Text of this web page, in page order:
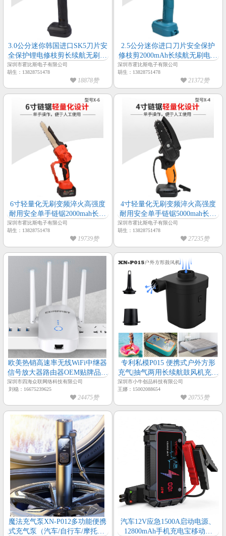
3.0公分迷你韩国进口SK5刀片安
全保护锂电修枝剪长续航无刷电
动修枝剪
深圳市霍比斯电子有限公司
胡生：13828751478
18878赞
2.5公分迷你进口刀片安全保护
修枝剪2000mAh长续航无刷电动
修枝剪
深圳市霍比斯电子有限公司
胡生：13828751478
21372赞
6寸轻量化无刷变频淬火高强度
耐用安全单手链锯2000mah长续
航链锯
深圳市霍比斯电子有限公司
胡生：13828751478
19739赞
4寸轻量化无刷变频淬火高强度
耐用安全单手链锯5000mah长续
航链锯
深圳市霍比斯电子有限公司
胡生：13828751478
27235赞
欧美热销高速率无线WiFi中继器
信号放大器路由器OEM贴牌品牌
授权认证齐全
深圳市四海众联网络科技有限公司
刘稳：16675239625
24475赞
专利私模P015 便携式户外方形
充气|抽气两用长续航鼓风机充气
垫、充气床、充气船、游泳圈等
产品适用
深圳市小牛创品科技有限公司
王娜：15002088654
20755赞
魔法充气泵XN-P012多功能便携
式充气泵（汽车/自行车/摩托车/
汽车12V应急1500A启动电源、
12800mAh手机充电宝移动电